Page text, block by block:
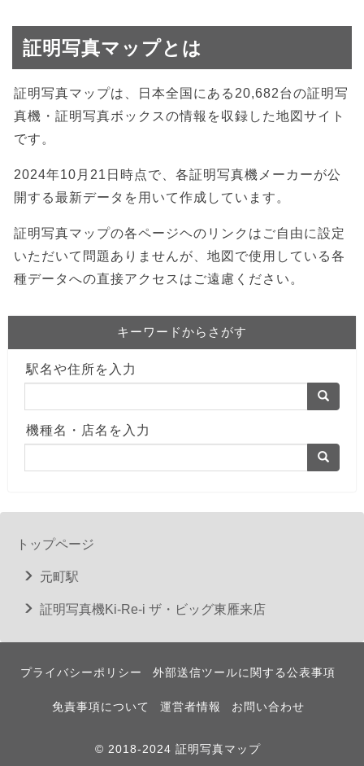
証明写真マップとは
証明写真マップは、日本全国にある20,682台の証明写
真機・証明写真ボックスの情報を収録した地図サイト
です。
2024年10月21日時点で、各証明写真機メーカーが公
開する最新データを用いて作成しています。
証明写真マップの各ページヘのリンクはご自由に設定
いただいて問題ありませんが、地図で使用している各
種データへの直接アクセスはご遠慮ください。
キーワードからさがす
駅名や住所を入力
機種名・店名を入力
トップページ
元町駅
証明写真機Ki-Re-i ザ・ビッグ東雁来店
プライバシーポリシー 外部送信ツールに関する公表事項
免責事項について 運営者情報 お問い合わせ
© 2018-2024 証明写真マップ